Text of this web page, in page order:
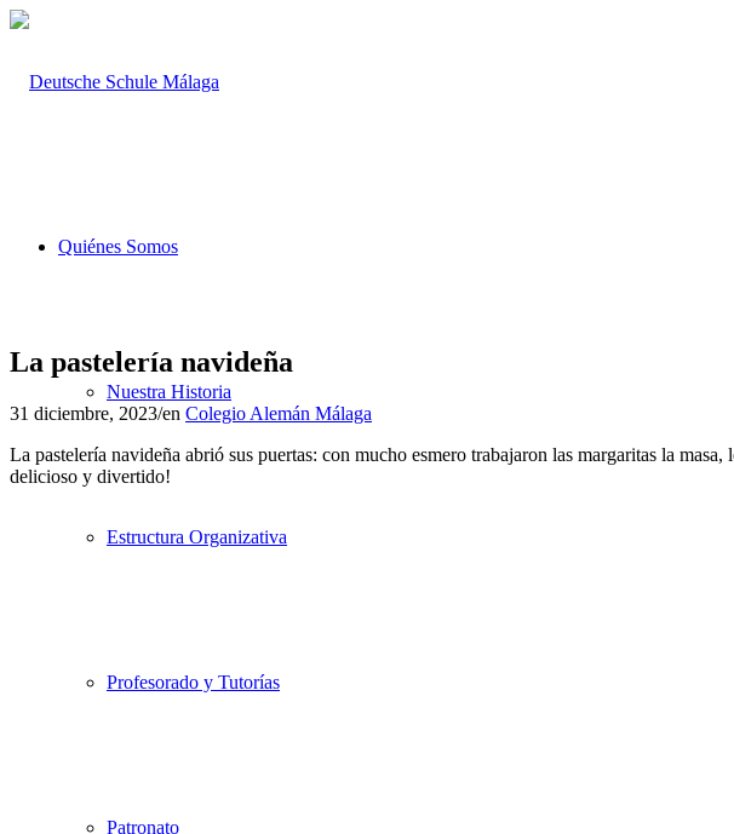
Quiénes Somos
Nuestra Historia
Estructura Organizativa
Profesorado y Tutorías
Patronato
La pastelería navideña
31 diciembre, 2023/en Colegio Alemán Málaga
La pastelería navideña abrió sus puertas: con mucho esmero trabajaron las margaritas la
delicioso y divertido!